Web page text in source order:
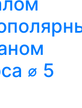
⌀ 5